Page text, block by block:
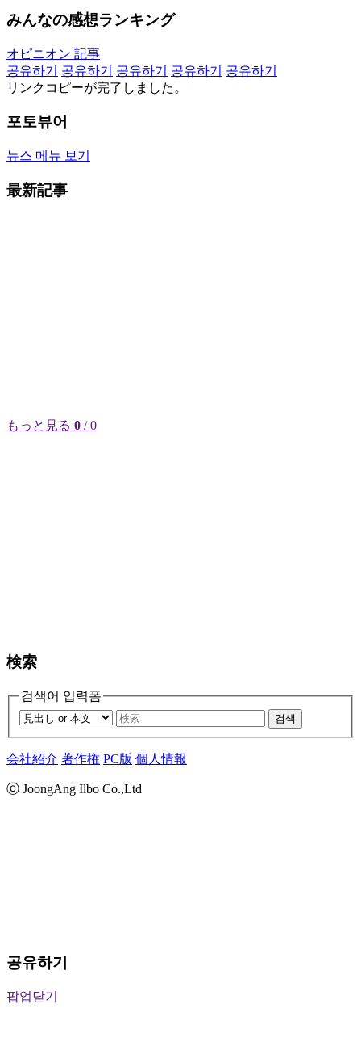
みんなの感想ランキング
オピニオン 記事
공유하기
공유하기 공유하기 공유하기
공유하기
リンクコピーが完了しました。
포토뷰어
뉴스 메뉴 보기
最新記事
もっと見る 0 / 0
検索
검색어 입력폼
검색
会社紹介 著作権 PC版 個人情報
ⓒ JoongAng Ilbo Co.,Ltd
공유하기
팝업닫기